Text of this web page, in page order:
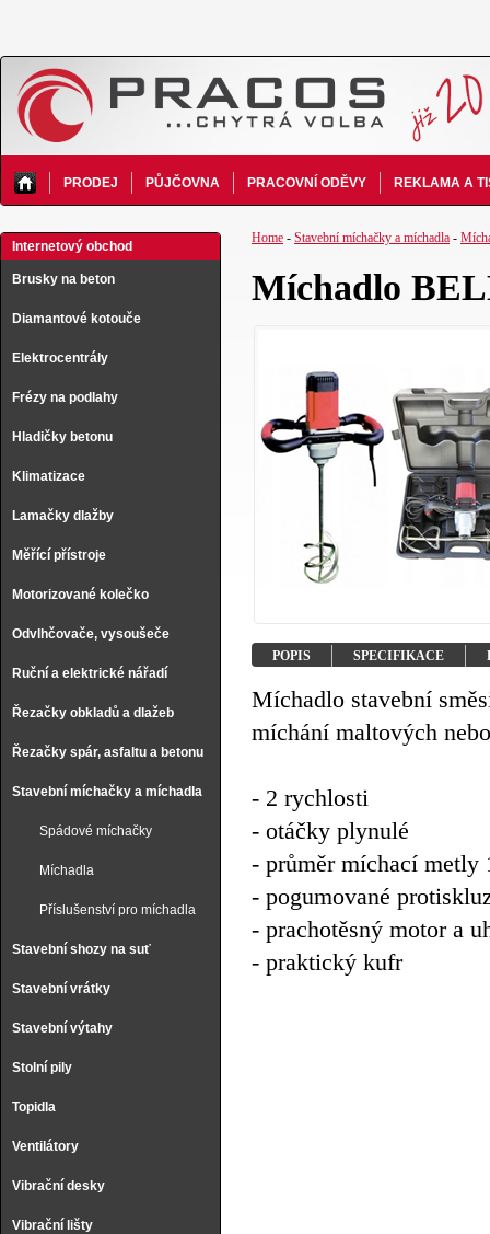
PRODEJ PŮJČOVNA PRACOVNÍ ODĚVY REKLAMA A
Internetový obchod
Brusky na beton
Diamantové kotouče
Elektrocentrály
Frézy na podlahy
Hladičky betonu
Klimatizace
Lamačky dlažby
Měřící přístroje
Motorizované kolečko
Odvlhčovače, vysoušeče
Ruční a elektrické nářadí
Řezačky obkladů a dlažeb
Řezačky spár, asfaltu a betonu
Stavební míchačky a míchadla
Spádové míchačky
Míchadla
Příslušenství pro míchadla
Stavební shozy na suť
Stavební vrátky
Stavební výtahy
Stolní pily
Topidla
Ventilátory
Vibrační desky
Vibrační lišty
Home - Stavební míchačky a míchadla -
Míchadlo
POPIS SPECIFIKACE
Míchadlo stavební
míchání maltových
- 2 rychlosti
- otáčky plynulé
- průměr míchací metly
- pogumované
- prachotěsný motor a
- praktický kufr